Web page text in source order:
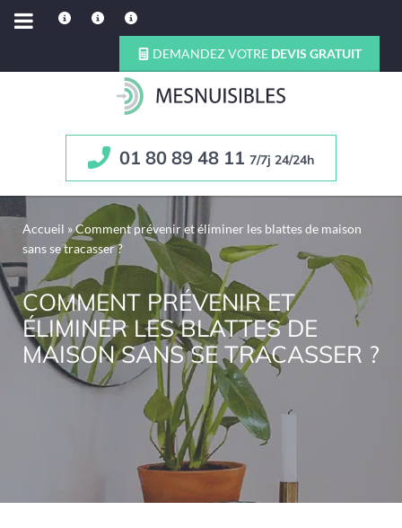
DEMANDEZ VOTRE DEVIS GRATUIT
01 80 89 48 11 7/7j 24/24h
Accueil »Comment prévenir et éliminer les blattes de maison
sans se tracasser ?
COMMENT PRÉVENIR ET
ÉLIMINER LES BLATTES DE
MAISON SANS SE TRACASSER ?